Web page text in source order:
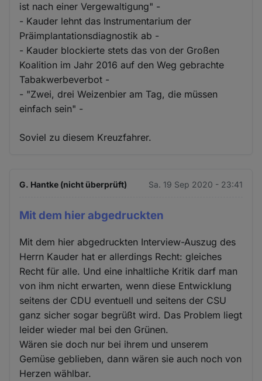
ist nach einer Vergewaltigung" -
- Kauder lehnt das Instrumentarium der
Präimplantationsdiagnostik ab -
- Kauder blockierte stets das von der Großen
Koalition im Jahr 2016 auf den Weg gebrachte
Tabakwerbeverbot -
- "Zwei, drei Weizenbier am Tag, die müssen
einfach sein" -
Soviel zu diesem Kreuzfahrer.
G. Hantke (nicht überprüft) Sa. 19 Sep 2020 - 23:41
Mit dem hier abgedruckten
Mit dem hier abgedruckten Interview-Auszug des
Herrn Kauder hat er allerdings Recht: gleiches
Recht für alle. Und eine inhaltliche Kritik darf man
von ihm nicht erwarten, wenn diese Entwicklung
seitens der CDU eventuell und seitens der CSU
ganz sicher sogar begrüßt wird. Das Problem liegt
leider wieder mal bei den Grünen.
Wären sie doch nur bei ihrem und unserem
Gemüse geblieben, dann wären sie auch noch von
Herzen wählbar.